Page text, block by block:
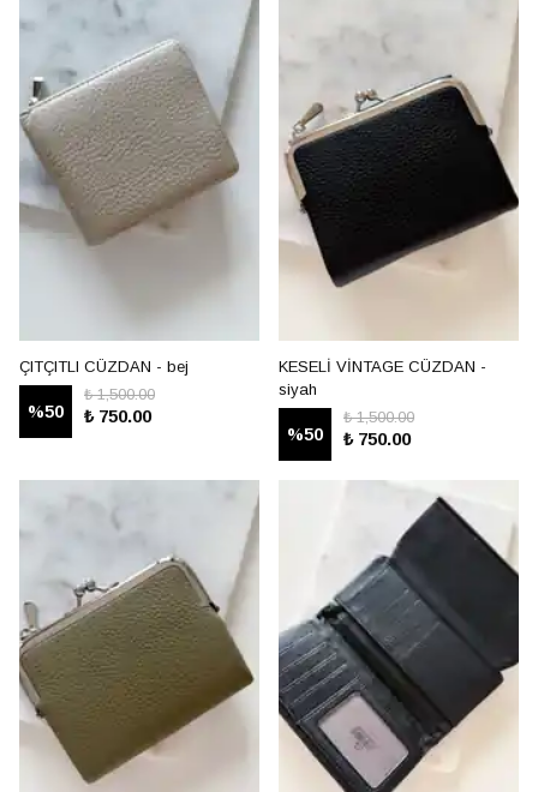
ÇITÇITLI CÜZDAN - bej
%50
₺ 1,500.00
₺ 750.00
KESELİ VİNTAGE CÜZDAN -
siyah
%50
₺ 1,500.00
₺ 750.00